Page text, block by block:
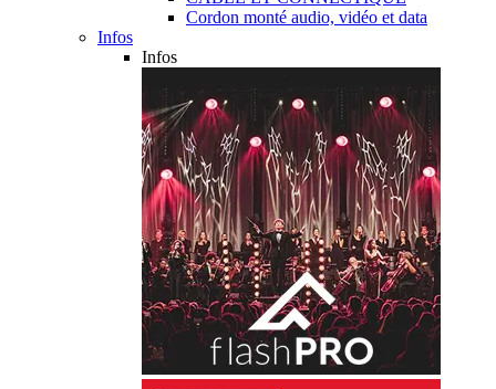
Cordon monté audio, vidéo et data
Infos
Infos